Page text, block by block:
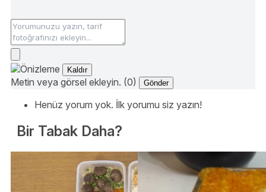
Kaldır
Metin veya görsel ekleyin. (0) Gönder
Henüz yorum yok. İlk yorumu siz yazın!
Bir Tabak Daha?